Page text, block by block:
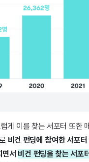
게 이를 찾는 서포터 또한
비건 펀딩에 참여한 서포
서 비건 펀딩을 찾는 서포